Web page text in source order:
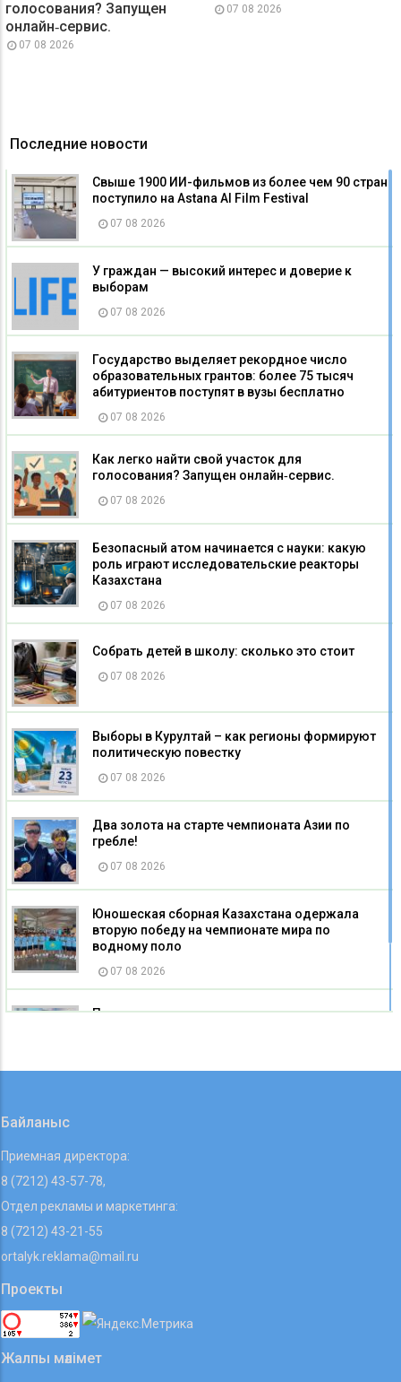
голосования? Запущен
онлайн‑сервис.
07 08 2026
07 08 2026
Последние новости
Свыше 1900 ИИ-фильмов из более чем 90 стран
поступило на Astana AI Film Festival
07 08 2026
У граждан — высокий интерес и доверие к
выборам
07 08 2026
Государство выделяет рекордное число
образовательных грантов: более 75 тысяч
абитуриентов поступят в вузы бесплатно
07 08 2026
Как легко найти свой участок для
голосования? Запущен онлайн‑сервис.
07 08 2026
Безопасный атом начинается с науки: какую
роль играют исследовательские реакторы
Казахстана
07 08 2026
Собрать детей в школу: сколько это стоит
07 08 2026
Выборы в Курултай – как регионы формируют
политическую повестку
07 08 2026
Два золота на старте чемпионата Азии по
гребле!
07 08 2026
Юношеская сборная Казахстана одержала
вторую победу на чемпионате мира по
водному поло
07 08 2026
Пять миллионов на развитие: как
07 08 2026
Байланыс
Приемная директора:
8 (7212) 43-57-78,
Отдел рекламы и маркетинга:
8 (7212) 43-21-55
ortalyk.reklama@mail.ru
Проекты
Жалпы мәлімет